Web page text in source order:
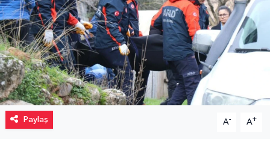
Paylaş A- A+
Magazin
Müzik
Piyasa
Resmi İlanlar